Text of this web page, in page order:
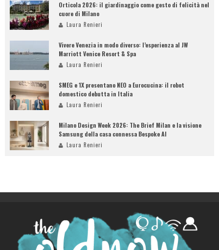
Orticola 2026: il giardinaggio come gesto di felicità nel
cuore di Milano
Laura Renieri
Vivere Venezia in modo diverso: l’esperienza al JW
Marriott Venice Resort & Spa
Laura Renieri
SMEG e 1X presentano NEO a Eurocucina: il robot
domestico debutta in Italia
Laura Renieri
Milano Design Week 2026: The Brief Milan e la visione
Samsung della casa connessa Bespoke AI
Laura Renieri